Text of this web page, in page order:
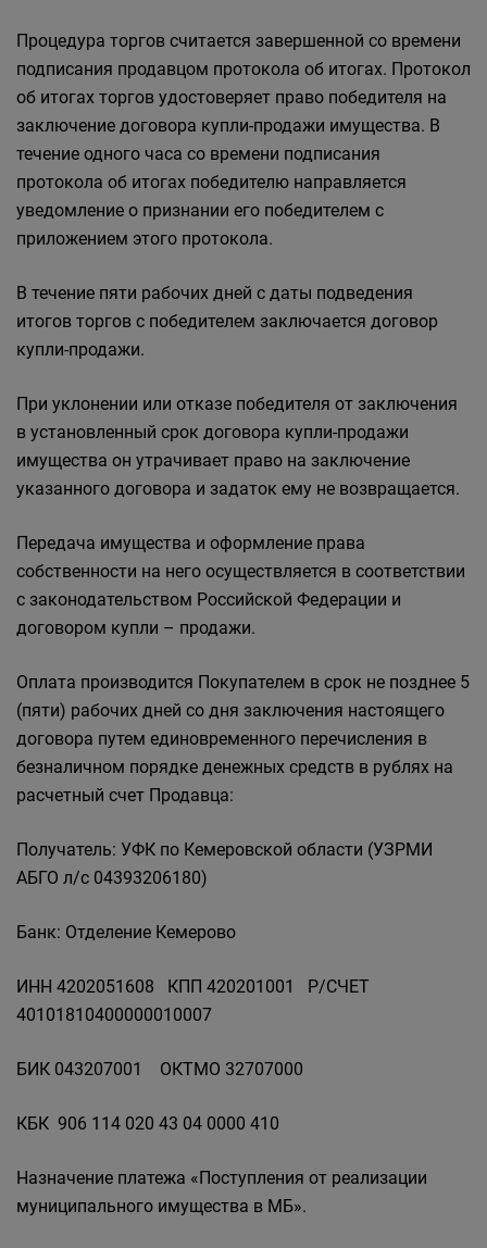
Процедура торгов считается завершенной со времени
подписания продавцом протокола об итогах. Протокол
об итогах торгов удостоверяет право победителя на
заключение договора купли-продажи имущества. В
течение одного часа со времени подписания
протокола об итогах победителю направляется
уведомление о признании его победителем с
приложением этого протокола.
В течение пяти рабочих дней с даты подведения
итогов торгов с победителем заключается договор
купли-продажи.
При уклонении или отказе победителя от заключения
в установленный срок договора купли-продажи
имущества он утрачивает право на заключение
указанного договора и задаток ему не возвращается.
Передача имущества и оформление права
собственности на него осуществляется в соответствии
с законодательством Российской Федерации и
договором купли – продажи.
Оплата производится Покупателем в срок не позднее 5
(пяти) рабочих дней со дня заключения настоящего
договора путем единовременного перечисления в
безналичном порядке денежных средств в рублях на
расчетный счет Продавца:
Получатель: УФК по Кемеровской области (УЗРМИ
АБГО л/с 04393206180)
Банк: Отделение Кемерово
ИНН 4202051608 КПП 420201001 Р/СЧЕТ
40101810400000010007
БИК 043207001 ОКТМО 32707000
КБК 906 114 020 43 04 0000 410
Назначение платежа «Поступления от реализации
муниципального имущества в МБ».